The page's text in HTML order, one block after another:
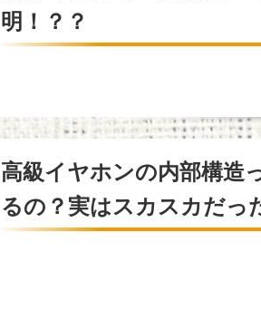
明！？？
高級イヤホンの内部構造
るの？実はスカスカだっ